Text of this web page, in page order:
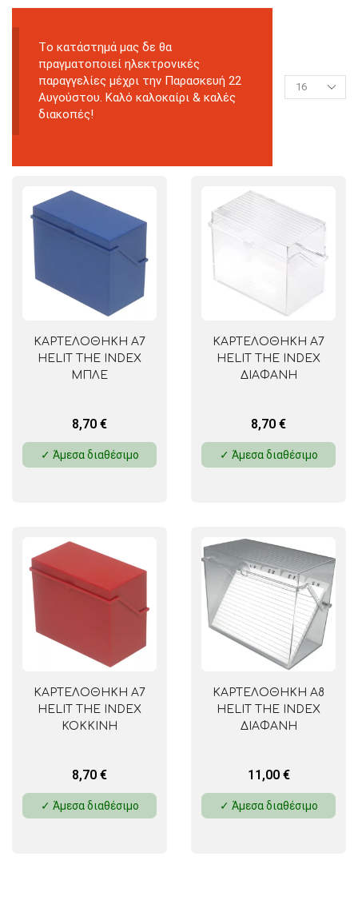
Tο κατάστημά μας δε θα
πραγματοποιεί ηλεκτρονικές
παραγγελίες μέχρι την Παρασκευή 22
Αυγούστου. Καλό καλοκαίρι & καλές
διακοπές!
ΚΑΡΤΕΛΟΘΗΚΗ Α7
HELIT THE INDEX
ΜΠΛΕ
8,70 €
✓ Άμεσα διαθέσιμο
ΚΑΡΤΕΛΟΘΗΚΗ Α7
HELIT THE INDEX
ΔΙΑΦΑΝΗ
8,70 €
✓ Άμεσα διαθέσιμο
ΚΑΡΤΕΛΟΘΗΚΗ Α7
HELIT THE INDEX
ΚΟΚΚΙΝΗ
8,70 €
✓ Άμεσα διαθέσιμο
ΚΑΡΤΕΛΟΘΗΚΗ Α8
HELIT THE INDEX
ΔΙΑΦΑΝΗ
11,00 €
✓ Άμεσα διαθέσιμο